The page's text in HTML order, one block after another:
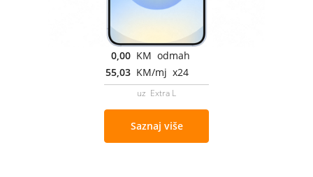
0,00 KM odmah
55,03 KM/mj x24
uz Extra L
Saznaj više